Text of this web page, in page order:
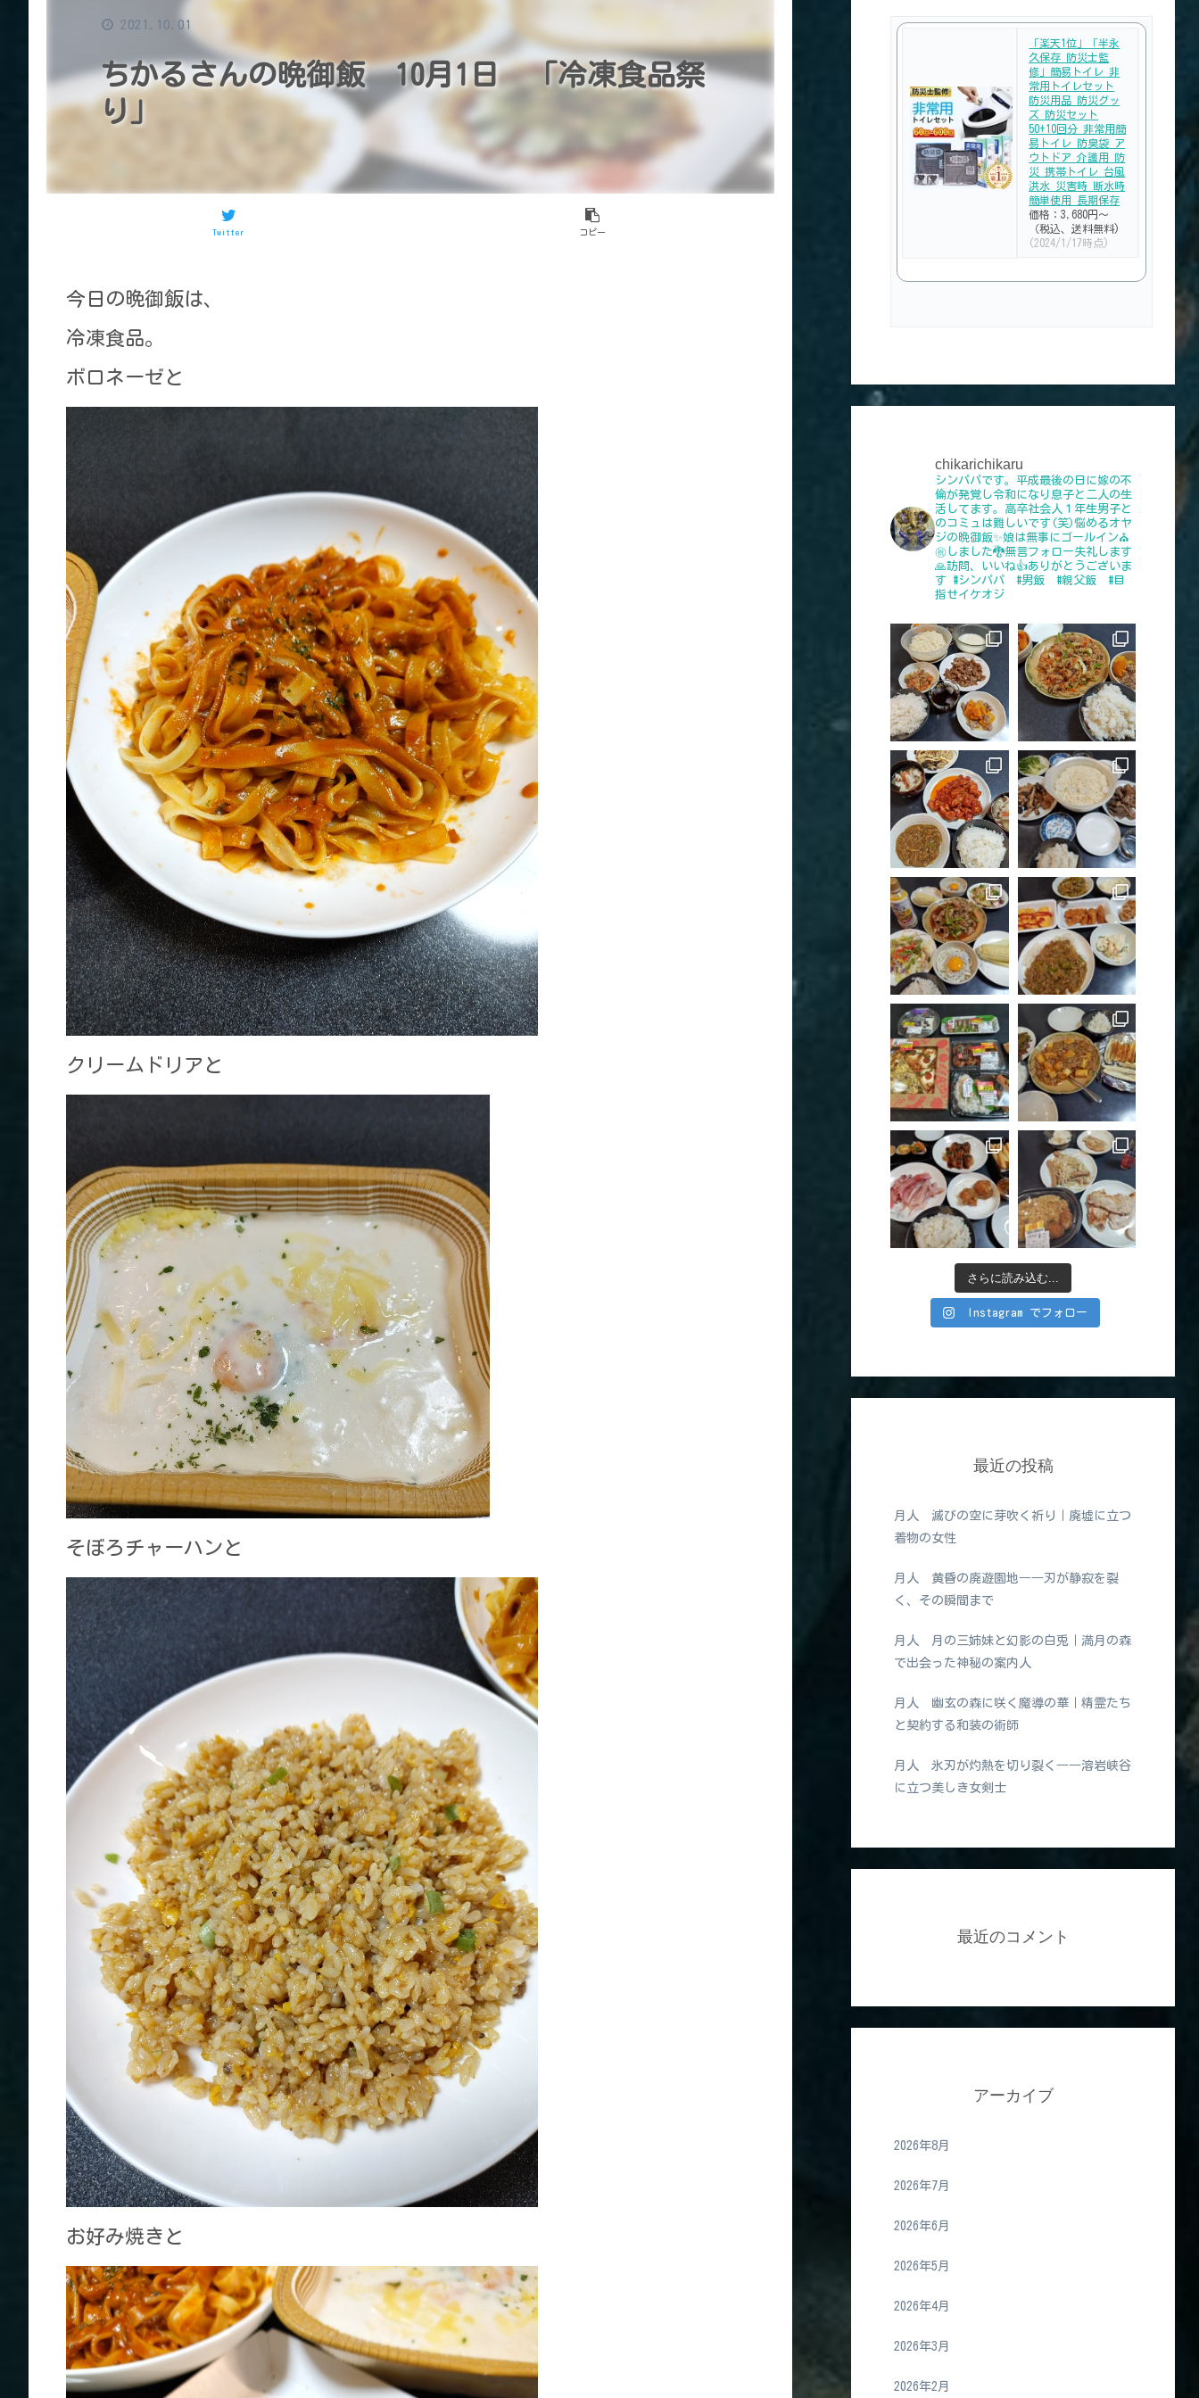
ちかるさんの晩御飯 10月1日 「冷凍食品祭
り」
Twitter コピー
2021.10.01
今日の晩御飯は、
冷凍食品。
ボロネーゼと
クリームドリアと
そぼろチャーハンと
お好み焼きと
「楽天1位」「半永
久保存 防災士監
修」簡易トイレ 非
常用トイレセット
防災用品 防災グッ
ズ 防災セット
50+10回分 非常用簡
易トイレ 防臭袋 ア
ウトドア 介護用 防
災 携帯トイレ 台風
洪水 災害時 断水時
簡単使用 長期保存
価格：3,680円～
（税込、送料無料)
(2024/1/17時点)
chikarichikaru
シンパパです。平成最後の日に嫁の不
倫が発覚し令和になり息子と二人の生
活してます。高卒社会人１年生男子と
のコミュは難しいです(笑)悩めるオヤ
ジの晩御飯✨娘は無事にゴールイン⛪
㊗️しました🐉無言フォロー失礼します
🙏訪問、いいね👍️ありがとうございま
す #シンパパ #男飯 #親父飯 #目
指せイケオジ
さらに読み込む...
Instagram でフォロー
最近の投稿
月人 滅びの空に芽吹く祈り｜廃墟に立つ
着物の女性
月人 黄昏の廃遊園地――刃が静寂を裂
く、その瞬間まで
月人 月の三姉妹と幻影の白兎｜満月の森
で出会った神秘の案内人
月人 幽玄の森に咲く魔導の華｜精霊たち
と契約する和装の術師
月人 氷刃が灼熱を切り裂く――溶岩峡谷
に立つ美しき女剣士
最近のコメント
アーカイブ
2026年8月
2026年7月
2026年6月
2026年5月
2026年4月
2026年3月
2026年2月